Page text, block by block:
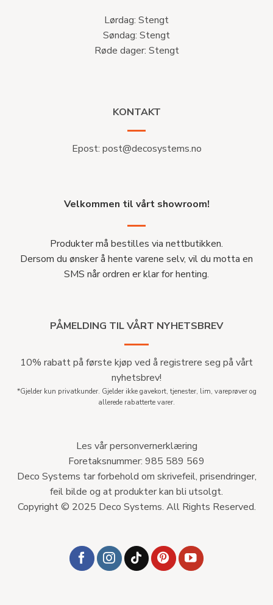
Lørdag: Stengt
Søndag: Stengt
Røde dager: Stengt
KONTAKT
Epost: post@decosystems.no
Velkommen til vårt showroom!
Produkter må bestilles via nettbutikken.
Dersom du ønsker å hente varene selv, vil du motta en
SMS når ordren er klar for henting.
PÅMELDING TIL VÅRT NYHETSBREV
10% rabatt på første kjøp ved å registrere seg på vårt
nyhetsbrev!
*Gjelder kun privatkunder. Gjelder ikke gavekort, tjenester, lim, vareprøver og
allerede rabatterte varer.
Les vår personvernerklæring
Foretaksnummer: 985 589 569
Deco Systems tar forbehold om skrivefeil, prisendringer,
feil bilde og at produkter kan bli utsolgt.
Copyright © 2025 Deco Systems. All Rights Reserved.